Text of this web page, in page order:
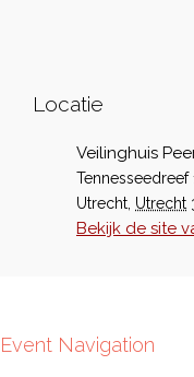
Locatie
Veilinghuis
Tennesseedreef
Utrecht Utrecht
Bekijk de site
Event Navigation